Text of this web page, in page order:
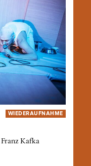
WIEDER­AUFNAHME
Kafka